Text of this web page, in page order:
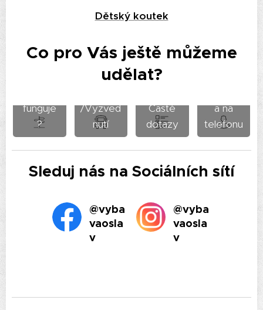
Dětský koutek
Co pro Vás ještě můžeme
udělat?
funguje
?
/Vyzved
nutí
Časté
dotazy
a na
telefonu
Sleduj nás na Sociálních sítí
@vyba
vaosla
v
@vyba
vaosla
v